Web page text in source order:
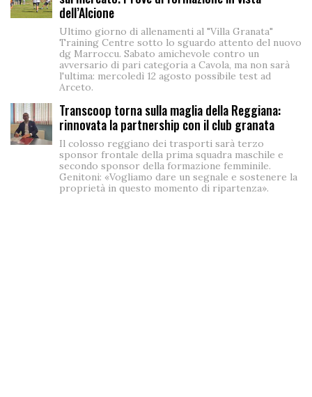
dell’Alcione
Ultimo giorno di allenamenti al "Villa Granata"
Training Centre sotto lo sguardo attento del nuovo
dg Marroccu. Sabato amichevole contro un
avversario di pari categoria a Cavola, ma non sarà
l'ultima: mercoledì 12 agosto possibile test ad
Arceto.
Transcoop torna sulla maglia della Reggiana:
rinnovata la partnership con il club granata
Il colosso reggiano dei trasporti sarà terzo
sponsor frontale della prima squadra maschile e
secondo sponsor della formazione femminile.
Genitoni: «Vogliamo dare un segnale e sostenere la
proprietà in questo momento di ripartenza».